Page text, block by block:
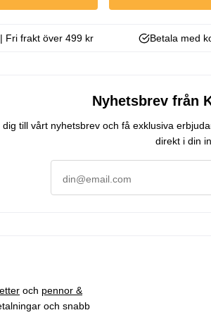
Fri frakt över 499 kr Betala med
Nyhetsbrev från
dig till vårt nyhetsbrev och få exklusiva
direkt i din
och pennor &
och snabb